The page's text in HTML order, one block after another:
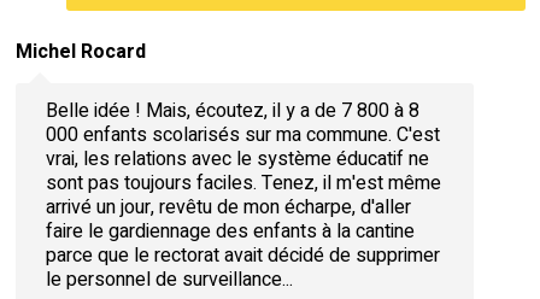
Michel Rocard
Belle idée ! Mais, écoutez, il y a de 7 800 à 8
000 enfants scolarisés sur ma commune. C'est
vrai, les relations avec le système éducatif ne
sont pas toujours faciles. Tenez, il m'est même
arrivé un jour, revêtu de mon écharpe, d'aller
faire le gardiennage des enfants à la cantine
parce que le rectorat avait décidé de supprimer
le personnel de surveillance...